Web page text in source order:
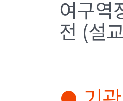
여구역
전 (설